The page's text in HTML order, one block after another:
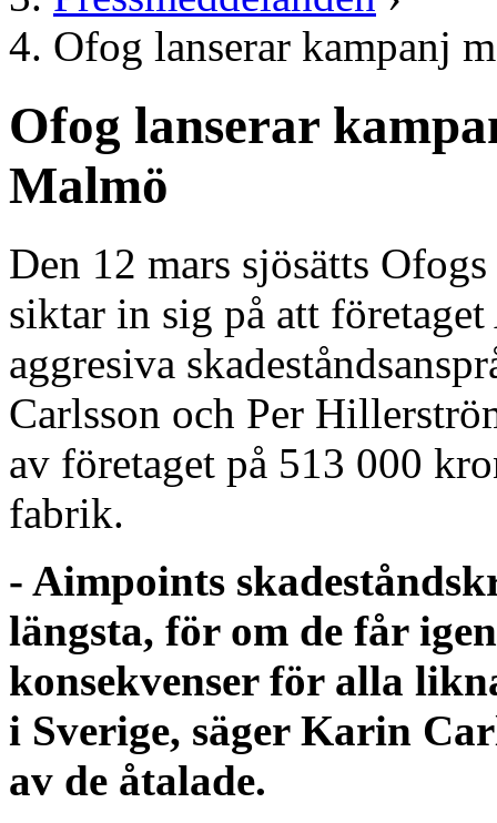
Ofog lanserar kampanj
Ofog lanserar
Malmö
Den 12 mars sjösätts
siktar in sig på att
aggresiva
Carlsson och Per
av företaget på 513 000
fabrik.
- Aimpoints
längsta, för om de får
konsekvenser för alla
i Sverige, säger Karin
av de åtalade.